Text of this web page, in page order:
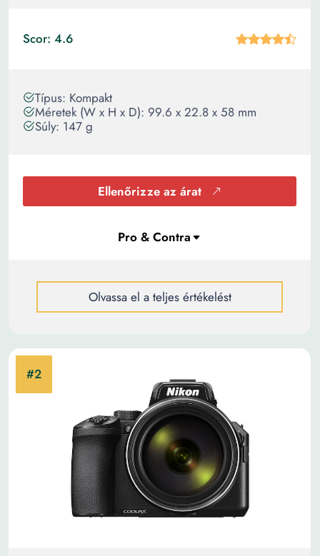
Scor: 4.6
Típus: Kompakt
Méretek (W x H x D): 99.6 x 22.8 x 58 mm
Súly: 147 g
Ellenőrizze az árat
Olvassa el a teljes értékelést